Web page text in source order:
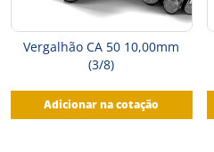
Vergalhão CA 50 10,00mm
(3/8)
Adicionar na cotação